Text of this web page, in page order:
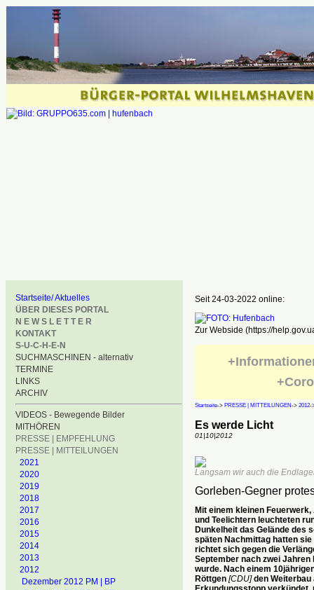
Startseite/ Aktuelles
ÜBER DIESES PORTAL
N E W S L E T T E R
KONTAKT
S-U-C-H-E-N
SUCHMASCHINEN - alternativ
TERMINE
LINKS
ARCHIV
VIDEOS - Bewegende Bilder
MITHÖREN
PRESSE | EMPFEHLUNG
PRESSE | MITTEILUNGEN
2021
2020
2019
2018
2017
2016
2015
2014
2013
2012
Dezember 2012 PM | BP
Seit 24-03-2022 online:
Zur Webside (https://
Startseite-> PRESSE | MITTEILUNGEN-> 2012-
Es werde Licht
01|10|2012
Langsam wir auch die
Gorleben-Gegner
Mit einem kleinen
und Teelichtern leuchteten
Dunkelheit das Gelände des
späten Nachmittag hatten
richtet sich gegen die
September nach zwei
wurde. Nach einem
Röttgen [CDU]den Weiterbau